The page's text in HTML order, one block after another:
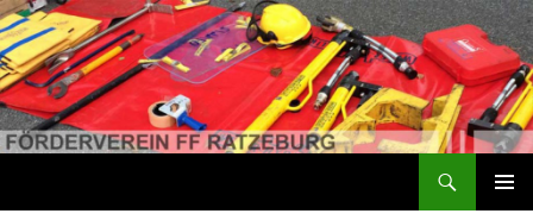
Förderverein der Freiwilligen Feuerwehr Ratzeburg